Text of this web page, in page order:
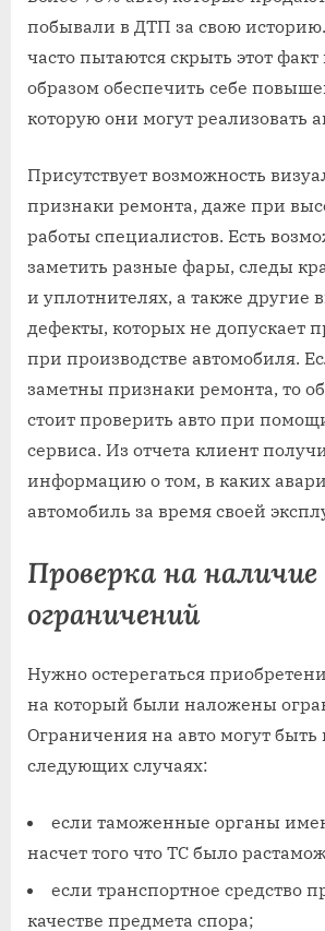
побывали в ДТП за свою
часто пытаются скрыть этот
образом обеспечить себе
которую они могут реализовать
Присутствует возможность
признаки ремонта, даже при
работы специалистов. Есть
заметить разные фары, следы
и уплотнителях, а также другие
дефекты, которых не допускает
при производстве автомобиля.
заметны признаки ремонта, то
стоит проверить авто при
сервиса. Из отчета клиент
информацию о том, в каких
автомобиль за время своей
Проверка на наличие
ограничений
Нужно остерегаться
на который были наложены
Ограничения на авто могут
следующих случаях:
если таможенные органы
насчет того что ТС было
если транспортное средство
качестве предмета спора;